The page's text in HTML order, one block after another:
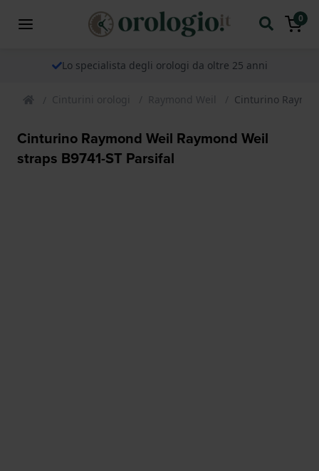
0
Lo specialista degli orologi da oltre 25 anni
Cinturini orologi Raymond Weil Cinturino
Cinturino Raymond Weil Raymond Weil
straps B9741-ST Parsifal